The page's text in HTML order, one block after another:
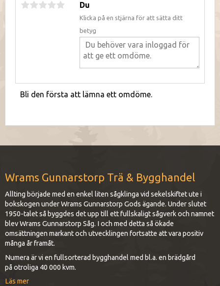
Du
Klicka på en stjärna för att sätta ditt
betyg
Bli den första att lämna ett omdöme.
Wrams Gunnarstorp Trä & Bygghandel
Allting började med en enkel liten sågklinga vid sekelskiftet ute i
bokskogen under Wrams Gunnarstorp Gods ägande. Under slutet
1950-talet så byggdes det upp till ett fullskaligt sågverk och namnet
blev Wrams Gunnarstorp Såg. I och med detta så ökade
omsättningen markant och utvecklingen fortsatte att vara positiv
många år framåt.
Numera är vi en fullsorterad bygghandel med bl.a. en brädgård
på otroliga 40 000 kvm.
Läs mer